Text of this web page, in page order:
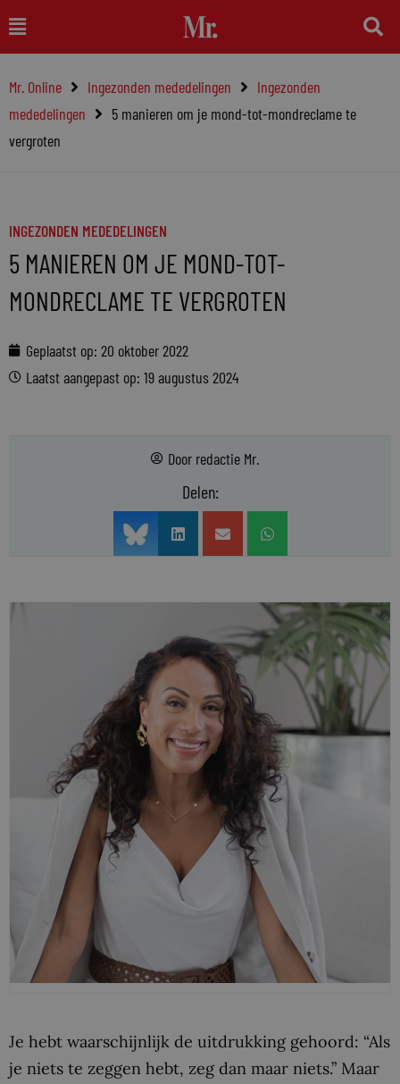
naar
inhoud
Main
Menu
Mr. Online Ingezonden mededelingen
Ingezonden
mededelingen
5 manieren om je mond-tot-mondreclame te
vergroten
INGEZONDEN MEDEDELINGEN
5 MANIEREN OM JE MOND-TOT-
MONDRECLAME TE VERGROTEN
Geplaatst op: 20 oktober 2022
Laatst aangepast op: 19 augustus 2024
Door redactie Mr.
Delen:
Je hebt waarschijnlijk de uitdrukking gehoord: “Als
je niets te zeggen hebt, zeg dan maar niets.” Maar